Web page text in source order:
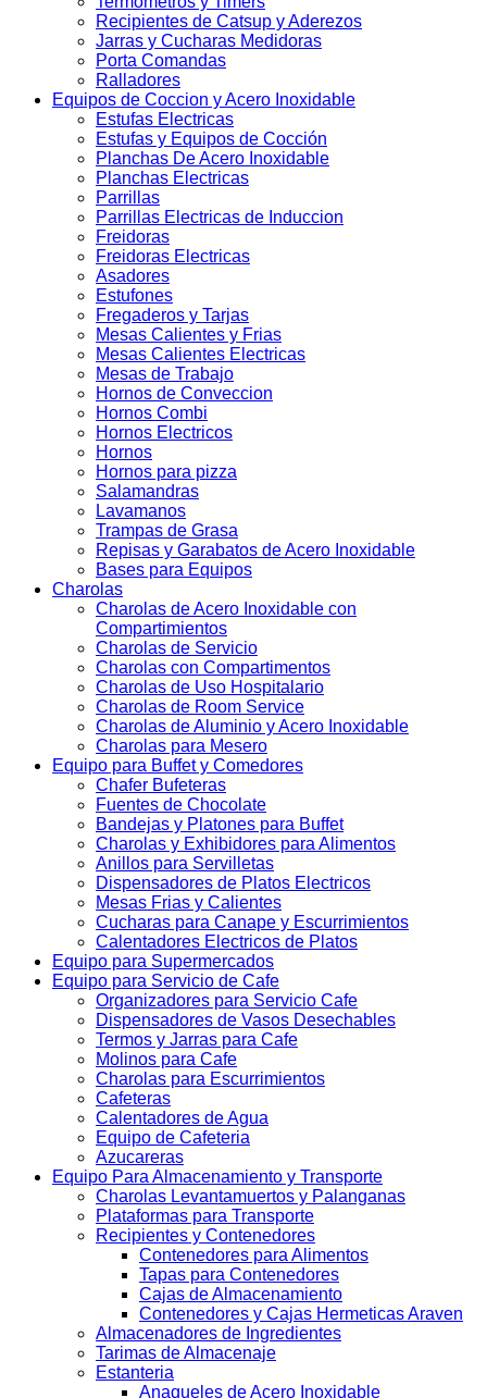
Recipientes de Catsup y Aderezos
Jarras y Cucharas Medidoras
Porta Comandas
Ralladores
Equipos de Coccion y Acero Inoxidable
Estufas Electricas
Estufas y Equipos de Cocción
Planchas De Acero Inoxidable
Planchas Electricas
Parrillas
Parrillas Electricas de Induccion
Freidoras
Freidoras Electricas
Asadores
Estufones
Fregaderos y Tarjas
Mesas Calientes y Frias
Mesas Calientes Electricas
Mesas de Trabajo
Hornos de Conveccion
Hornos Combi
Hornos Electricos
Hornos
Hornos para pizza
Salamandras
Lavamanos
Trampas de Grasa
Repisas y Garabatos de Acero Inoxidable
Bases para Equipos
Charolas
Charolas de Acero Inoxidable con
Compartimientos
Charolas de Servicio
Charolas con Compartimentos
Charolas de Uso Hospitalario
Charolas de Room Service
Charolas de Aluminio y Acero Inoxidable
Charolas para Mesero
Equipo para Buffet y Comedores
Chafer Bufeteras
Fuentes de Chocolate
Bandejas y Platones para Buffet
Charolas y Exhibidores para Alimentos
Anillos para Servilletas
Dispensadores de Platos Electricos
Mesas Frias y Calientes
Cucharas para Canape y Escurrimientos
Calentadores Electricos de Platos
Equipo para Supermercados
Equipo para Servicio de Cafe
Organizadores para Servicio Cafe
Dispensadores de Vasos Desechables
Termos y Jarras para Cafe
Molinos para Cafe
Charolas para Escurrimientos
Cafeteras
Calentadores de Agua
Equipo de Cafeteria
Azucareras
Equipo Para Almacenamiento y Transporte
Charolas Levantamuertos y Palanganas
Plataformas para Transporte
Recipientes y Contenedores
Contenedores para Alimentos
Tapas para Contenedores
Cajas de Almacenamiento
Contenedores y Cajas Hermeticas Araven
Almacenadores de Ingredientes
Tarimas de Almacenaje
Estanteria
Anaqueles de Acero Inoxidable